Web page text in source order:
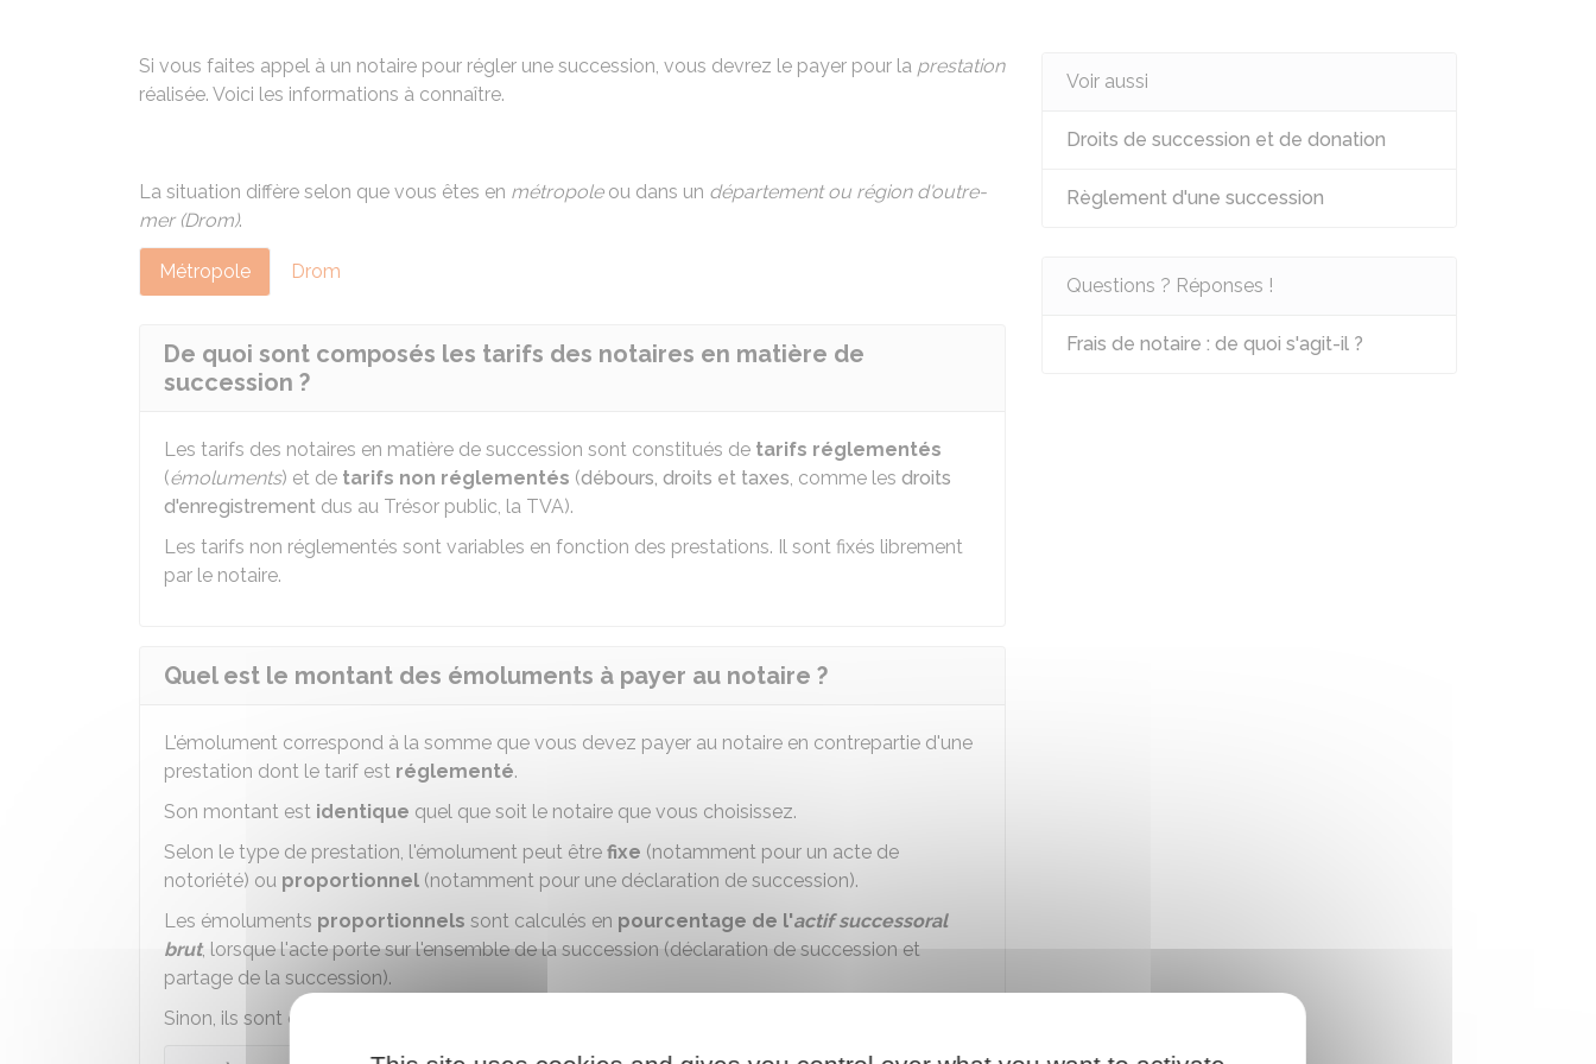
Si vous faites appel à un notaire pour régler une succession, vous devrez le payer pour la prestation
réalisée. Voici les informations à connaître.
La situation diffère selon que vous êtes en métropoleou dans un département ou région d'outre-
mer (Drom).
Métropole Drom
De quoi sont composés les tarifs des notaires en matière de
succession ?
Les tarifs des notaires en matière de succession sont constitués de tarifs réglementés
(émoluments) et de tarifs non réglementés (débours, droits et taxes, comme les droits
d'enregistrement dus au Trésor public, la TVA).
Les tarifs non réglementés sont variables en fonction des prestations. Il sont fixés librement
par le notaire.
Quel est le montant des émoluments à payer au notaire ?
L'émolument correspond à la somme que vous devez payer au notaire en contrepartie d'une
prestation dont le tarif est réglementé.
Son montant est identique quel que soit le notaire que vous choisissez.
Selon le type de prestation, l'émolument peut être fixe (notamment pour un acte de
notoriété) ou proportionnel (notamment pour une déclaration de succession).
Les émoluments proportionnels sont calculés en pourcentage de l'actif successoral
brut, lorsque l'acte porte sur l'ensemble de la succession (déclaration de succession et
partage de la succession).
Sinon, ils sont calculés en
Voir aussi
Droits de succession et de donation
Règlement d'une succession
Questions ? Réponses !
Frais de notaire : de quoi s'agit-il ?